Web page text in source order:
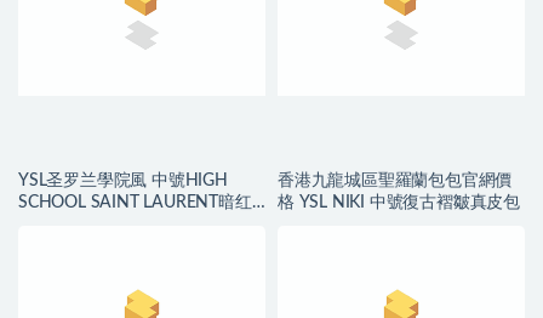
YSL圣罗兰學院風 中號HIGH
SCHOOL SAINT LAURENT暗红
香港九龍城區聖羅蘭包包官網價
格 YSL NIKI 中號復古褶皺真皮包